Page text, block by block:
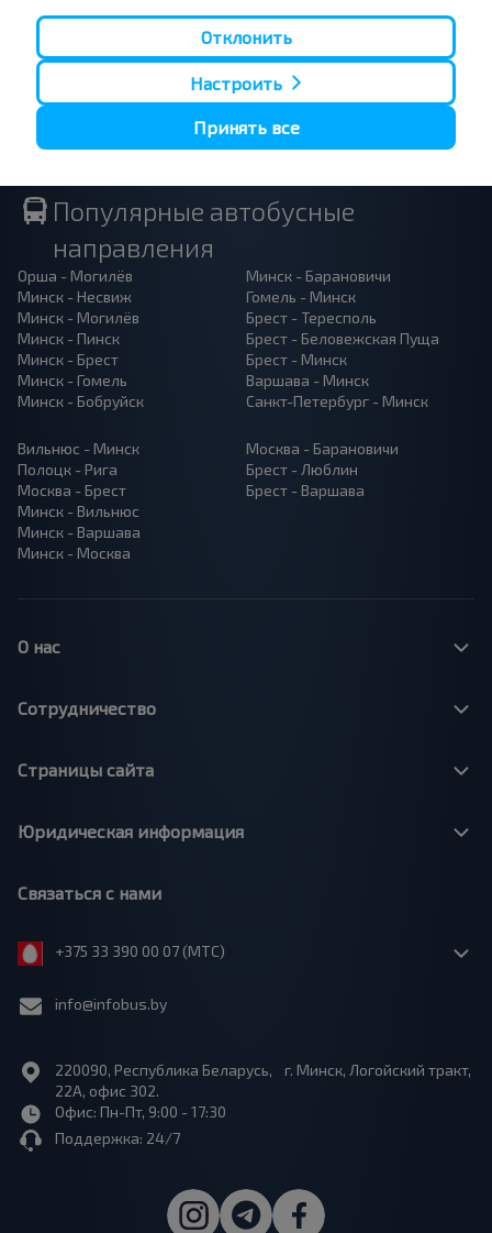
Подписаться
Популярные автобусные
направления
Орша - Могилёв
Минск - Несвиж
Минск - Могилёв
Минск - Пинск
Минск - Брест
Минск - Гомель
Минск - Бобруйск
Минск - Барановичи
Гомель - Минск
Брест - Тересполь
Брест - Беловежская Пуща
Брест - Минск
Варшава - Минск
Санкт-Петербург - Минск
Вильнюс - Минск
Полоцк - Рига
Москва - Брест
Минск - Вильнюс
Минск - Варшава
Минск - Москва
Москва - Барановичи
Брест - Люблин
Брест - Варшава
О нас
Сотрудничество
Страницы сайта
Юридическая информация
Связаться с нами
+375 33 390 00 07 (МТС)
info@infobus.by
220090, Республика Беларусь, г. Минск, Логойский тракт,
22А, офис 302.
Офис: Пн-Пт, 9:00 - 17:30
Поддержка: 24/7
Отклонить
Настроить
Принять все